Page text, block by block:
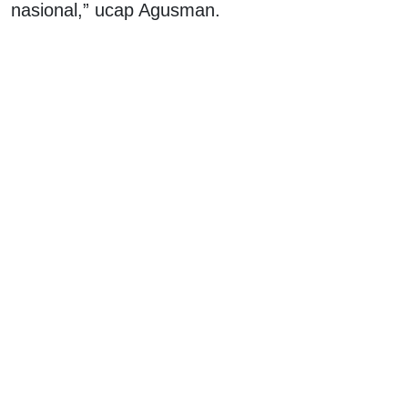
nasional,” ucap Agusman.